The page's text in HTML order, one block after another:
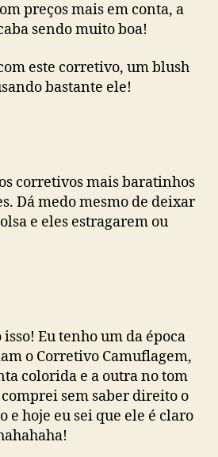
preços mais em conta, a
sendo muito boa!
este corretivo, um blush
bastante ele!
corretivos mais baratinhos
Dá medo mesmo de deixar
e eles estragarem ou
Eu tenho um da época
o Corretivo Camuflagem,
colorida e a outra no tom
sem saber direito o
e hoje eu sei que ele é claro